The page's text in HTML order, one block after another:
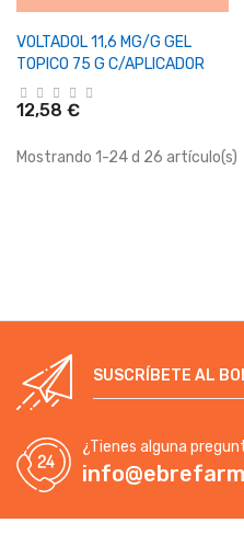
VOLTADOL 11,6 MG/G GEL
TOPICO 75 G C/APLICADOR
12,58 €
Mostrando 1-24 d 26 artículo(s)
SUSCRÍBETE AL
¿Tienes alguna